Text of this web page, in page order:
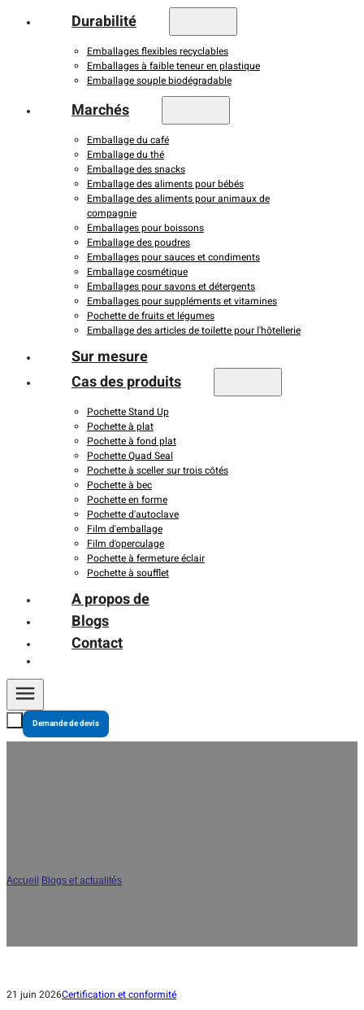
Durabilité
Emballages flexibles recyclables
Emballages à faible teneur en plastique
Emballage souple biodégradable
Marchés
Emballage du café
Emballage du thé
Emballage des snacks
Emballage des aliments pour bébés
Emballage des aliments pour animaux de
compagnie
Emballages pour boissons
Emballage des poudres
Emballages pour sauces et condiments
Emballage cosmétique
Emballages pour savons et détergents
Emballages pour suppléments et vitamines
Pochette de fruits et légumes
Emballage des articles de toilette pour l'hôtellerie
Sur mesure
Cas des produits
Pochette Stand Up
Pochette à plat
Pochette à fond plat
Pochette Quad Seal
Pochette à sceller sur trois côtés
Pochette à bec
Pochette en forme
Pochette d'autoclave
Film d'emballage
Film d'operculage
Pochette à fermeture éclair
Pochette à soufflet
A propos de
Blogs
Contact
Demande de devis
Accueil Blogs et actualités
21 juin 2026Certification et conformité